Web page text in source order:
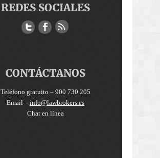
REDES SOCIALES
CONTÁCTANOS
Teléfono gratuito – 900 730 205
Email – info@lawbrokers.es
Chat en línea